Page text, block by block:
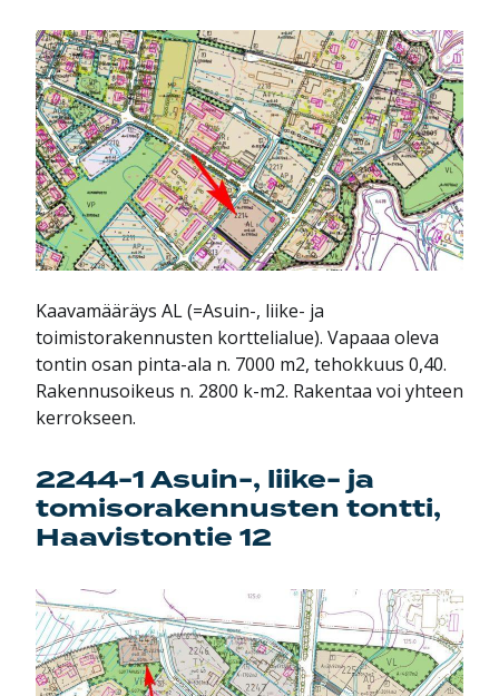
Kaavamääräys AL (=Asuin-, liike- ja
toimistorakennusten korttelialue). Vapaaa oleva
tontin osan pinta-ala n. 7000 m2, tehokkuus 0,40.
Rakennusoikeus n. 2800 k-m2. Rakentaa voi yhteen
kerrokseen.
2244-1 Asuin-, liike- ja
tomisorakennusten tontti,
Haavistontie 12